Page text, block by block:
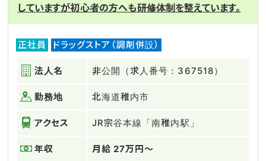
していますが初心者の方へも研修体制を整えています。
正社員 ドラッグストア（調剤併設）
法人名 非公開（求人番号：367518）
勤務地 北海道稚内市
アクセス JR宗谷本線「南稚内駅」
年収 月給 27万円～